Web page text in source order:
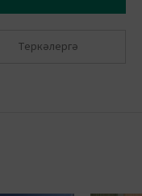
Теркәлергә